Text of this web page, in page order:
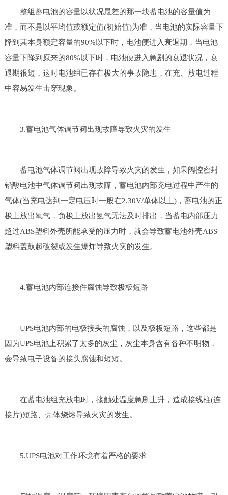
整组蓄电池的容量以状况最差的那一块蓄电池的容量值为
准，而不是以平均值或额定值(初始值)为准，当电池的实际容量下
降到其本身额定容量的90%以下时，电池便进入衰退期，当电池
容量下降到原来的80%以下时，电池便进入急剧的衰退状况，衰
退期很短，这时电池组已存在极大的事故隐患，在充、放电过程
中容易发生击穿现象。
3.蓄电池气体调节阀出现故障导致火灾的发生
蓄电池气体调节阀出现故障导致火灾的发生，如果阀控密封
铅酸电池中气体调节阀出现故障，蓄电池内部充电过程中产生的
气体(当充电达到一定电压时一般在2.30V/单体以上)，蓄电池的正
极上放出氧气，负极上放出氢气无法及时排出，当蓄电内部压力
超过ABS塑料外壳所能承受的压力时，就会导致蓄电池外壳ABS
塑料盖鼓起破裂或发生爆炸导致火灾的发生。
4.蓄电池内部连接件腐蚀导致极板短路
UPS电池内部的电极接头的腐蚀，以及极板短路，这些都是
因为UPS电池上积累了太多的灰尘，灰尘本身含有各种不明物，
会导致电子设备的接头腐蚀和短短。
在蓄电池组充放电时，接触处温度急剧上升，造成接线柱(连
接片)短路、壳体烧熔导致火灾的发生。
5.UPS电池对工作环境有着严格的要求